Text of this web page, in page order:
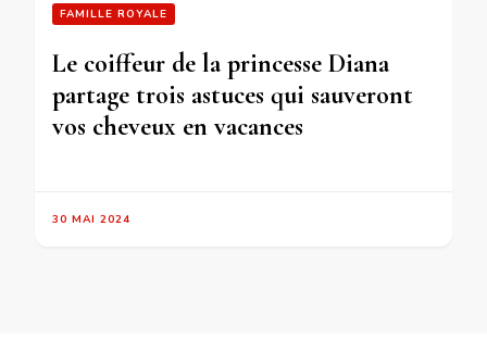
FAMILLE ROYALE
Le coiffeur de la princesse Diana
partage trois astuces qui sauveront
vos cheveux en vacances
30 MAI 2024